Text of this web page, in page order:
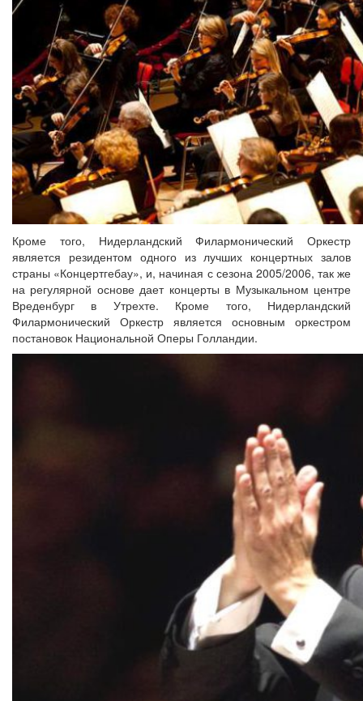
Кроме того, Нидерландский Филармонический Оркестр
является резидентом одного из лучших концертных залов
страны «Концертгебау», и, начиная с сезона 2005/2006, так же
на регулярной основе дает концерты в Музыкальном центре
Вреденбург в Утрехте. Кроме того, Нидерландский
Филармонический Оркестр является основным оркестром
постановок Национальной Оперы Голландии.